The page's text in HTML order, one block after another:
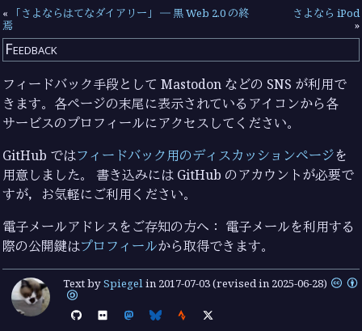
«
「さよならはてなダイアリー」 ― 黒 Web 2.0 の終
焉
さよなら iPod
»
Feedback
フィードバック手段として Mastodon などの SNS が利用で
きます。各ページの末尾に表示されているアイコンから各
サービスのプロフィールにアクセスしてください。
GitHub ではフィードバック用のディスカッションページを
用意しました。 書き込みには GitHub のアカウントが必要で
すが，お気軽にご利用ください。
電子メールアドレスをご存知の方へ： 電子メールを利用する
際の公開鍵はプロフィールから取得できます。
Text bySpiegelin 2017-07-03(revised in 2025-06-28)